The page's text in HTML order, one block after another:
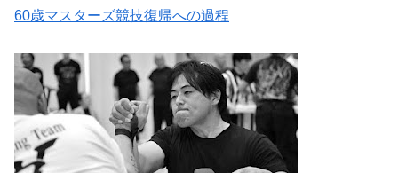
60歳マスターズ競技復帰への過程